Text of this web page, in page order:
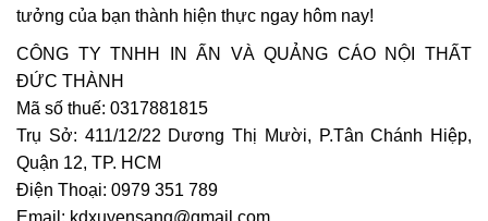
tưởng của bạn thành hiện thực ngay hôm nay!
CÔNG TY TNHH IN ẤN VÀ QUẢNG CÁO NỘI THẤT
ĐỨC THÀNH
Mã số thuế: 0317881815
Trụ Sở: 411/12/22 Dương Thị Mười, P.Tân Chánh Hiệp,
Quận 12, TP. HCM
Điện Thoại: 0979 351 789